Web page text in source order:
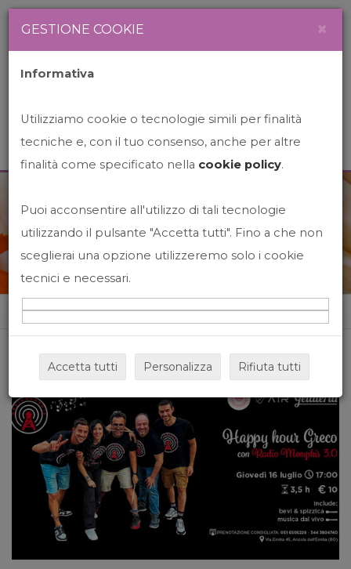
News&Events
Home News&events
GESTIONE COOKIE ×
Informativa
Utilizziamo cookie o tecnologie simili per finalità
tecniche e, con il tuo consenso, anche per altre
finalità come specificato nella cookie policy.
Puoi acconsentire all'utilizzo di tali tecnologie
utilizzando il pulsante "Accetta tutti". Fino a che non
sceglierai una opzione utilizzeremo solo i cookie
tecnici e necessari.
Accetta tutti Personalizza Rifiuta tutti